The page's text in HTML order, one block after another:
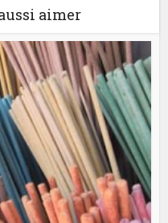
aimer